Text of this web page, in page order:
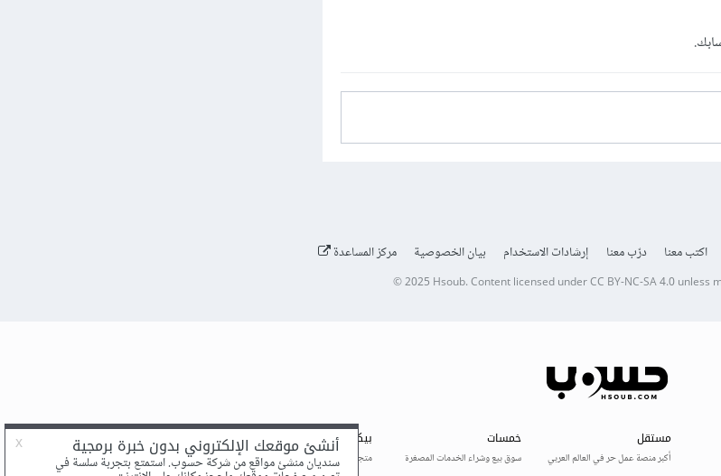
اكتب معنا درّب معنا إرشادات الاستخدام بيان الخصوصية مركز المساعدة
© 2025 Hsoub.Content licensed underCC BY-NC-SA 4.0unless